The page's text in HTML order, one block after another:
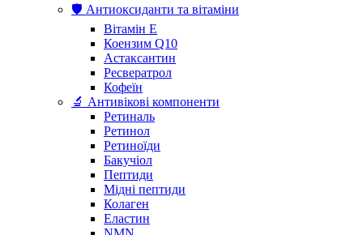
🛡️ Антиоксиданти та вітаміни
Вітамін Е
Коензим Q10
Астаксантин
Ресвератрол
Кофеїн
🔬 Антивікові компоненти
Ретиналь
Ретинол
Ретиноїди
Бакучіол
Пептиди
Мідні пептиди
Колаген
Еластин